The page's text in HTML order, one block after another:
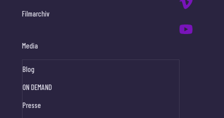
Filmarchiv
Media
Blog
ON DEMAND
Presse